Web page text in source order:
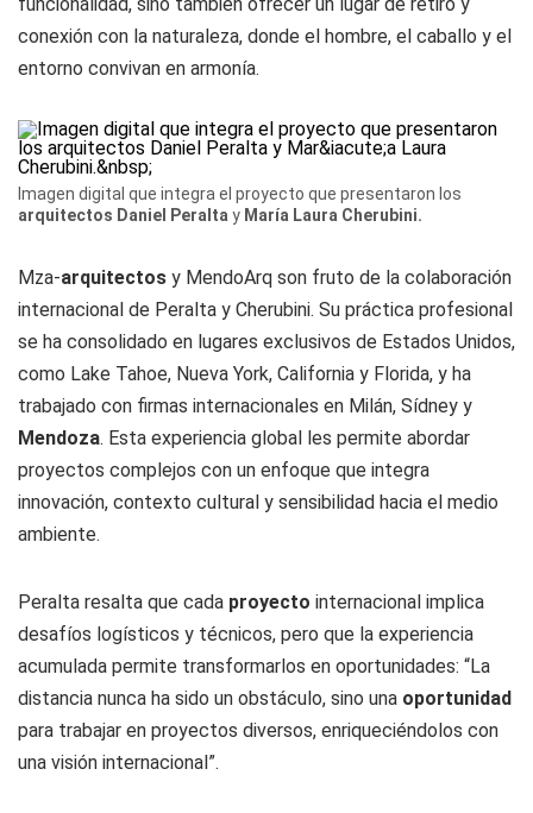
conexión con la naturaleza, donde el hombre, el caballo y el
entorno convivan en armonía.
Imagen digital que integra el proyecto que presentaron los
arquitectos Daniel Peralta y María Laura Cherubini.
Mza-arquitectos y MendoArq son fruto de la colaboración
internacional de Peralta y Cherubini. Su práctica profesional
se ha consolidado en lugares exclusivos de Estados Unidos,
como Lake Tahoe, Nueva York, California y Florida, y ha
trabajado con firmas internacionales en Milán, Sídney y
Mendoza. Esta experiencia global les permite abordar
proyectos complejos con un enfoque que integra
innovación, contexto cultural y sensibilidad hacia el medio
ambiente.
Peralta resalta que cada proyecto internacional implica
desafíos logísticos y técnicos, pero que la experiencia
acumulada permite transformarlos en oportunidades: “La
distancia nunca ha sido un obstáculo, sino una oportunidad
para trabajar en proyectos diversos, enriqueciéndolos con
una visión internacional”.